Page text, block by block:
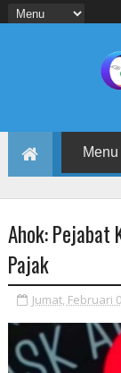
Ahok: Pejabat
Pajak
Jumat, Februari